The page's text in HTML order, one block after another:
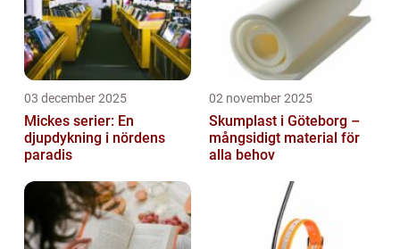
03 december 2025
Mickes serier: En
djupdykning i nördens
paradis
02 november 2025
Skumplast i Göteborg –
mångsidigt material för
alla behov